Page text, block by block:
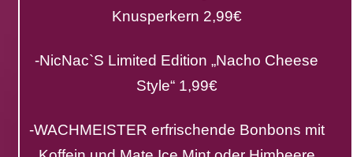
Knusperkern 2,99€
-NicNac`S Limited Edition „Nacho Cheese
Style“ 1,99€
-WACHMEISTER erfrischende Bonbons mit